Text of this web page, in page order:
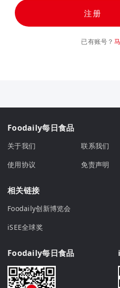
注册
已有账号？
Foodaily每日食品
关于我们 联系我们
使用协议
免责声明
相关链接
Foodaily创新博览会
iSEE全球奖
Foodaily每日食品